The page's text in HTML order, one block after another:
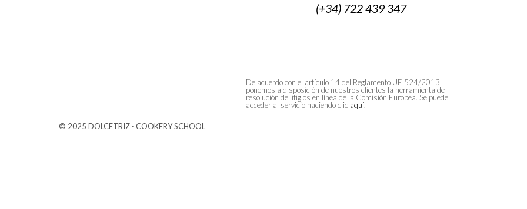
(+34) 722 439 347
De acuerdo con el artículo 14 del Reglamento UE 524/2013
ponemos a disposición de nuestros clientes la herramienta de
resolución de litigios en línea de la Comisión Europea. Se puede
acceder al servicio haciendo clic aquí.
© 2025 DOLCETRIZ · COOKERY SCHOOL